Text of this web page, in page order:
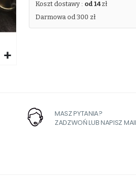
Koszt dostawy : od 14zł
Darmowa od 300 zł
MASZ PYTANIA?
ZADZWOŃ LUB NAPISZ